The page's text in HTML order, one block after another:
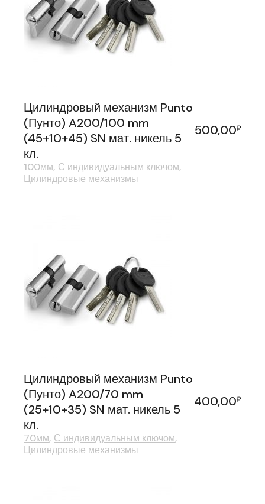
Цилиндровый механизм Punto
(Пунто) A200/100 mm
(45+10+45) SN мат. никель 5
кл.
500,00₽
100мм С индивидуальным ключом
Цилиндровые механизмы
Цилиндровый механизм Punto
(Пунто) A200/70 mm
(25+10+35) SN мат. никель 5
кл.
400,00₽
70мм С индивидуальным ключом
Цилиндровые механизмы